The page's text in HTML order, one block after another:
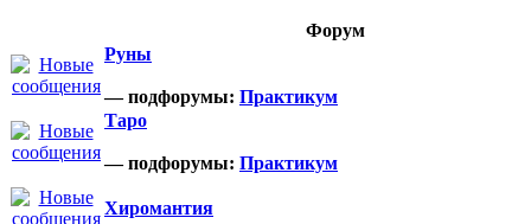
Форум
Руны
— подфорумы: Практикум
Таро
— подфорумы: Практикум
Хиромантия